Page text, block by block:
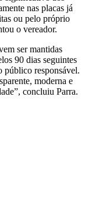
nas placas já
ou pelo próprio
o vereador.
ser mantidas
90 dias seguintes
público responsável.
moderna e
concluiu Parra.